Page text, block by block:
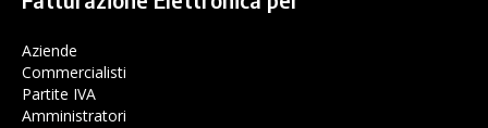
Aziende
Commercialisti
Partite IVA
Amministratori